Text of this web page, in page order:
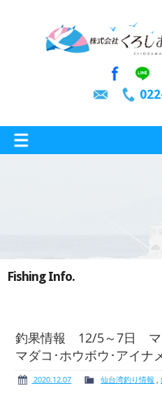
ボート免許
Fishing Info.
釣果情報 12/5～7日 マ
マダコ･ホウボウ･アイナ
2020.12.07 仙台湾釣り情報 ,